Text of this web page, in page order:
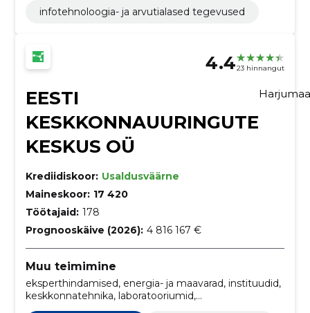
infotehnoloogia- ja arvutialased tegevused
4.423 hinnangut
EESTI
KESKKONNAUURINGUTE
KESKUS OÜ
Krediidiskoor: Usaldusväärne
Maineskoor: 17 420
Töötajaid: 178
Prognooskäive (2026): 4 816 167 €
Muu teimimine
eksperthindamised, energia- ja maavarad, instituudid,
keskkonnatehnika, laboratooriumid,